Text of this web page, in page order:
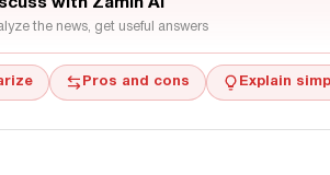
with Zamin AI
the news, get useful answers
Pros and cons Explain